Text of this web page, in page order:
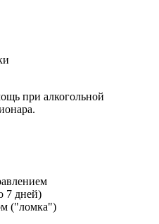
при алкогольной
7 дней)
("ломка")